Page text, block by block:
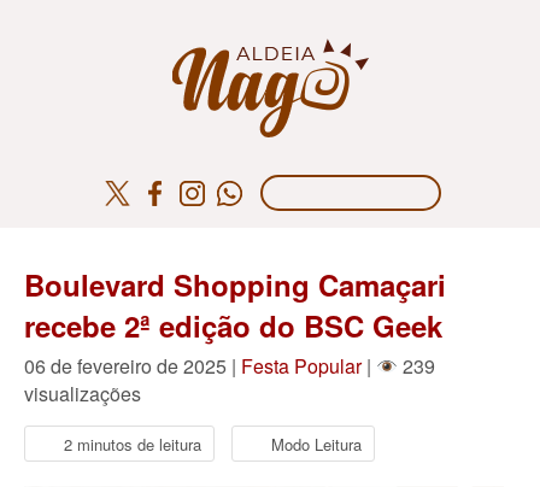
Boulevard Shopping Camaçari
recebe 2ª edição do BSC Geek
06 de fevereiro de 2025 | Festa Popular|
239
visualizações
2 minutos de leitura Modo Leitura